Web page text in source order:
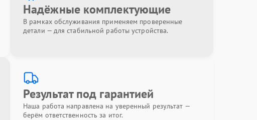
Надёжные комплектующие
В рамках обслуживания применяем проверенные
детали — для стабильной работы устройства.
Результат под гарантией
Наша работа направлена на уверенный результат —
берём ответственность за итог.